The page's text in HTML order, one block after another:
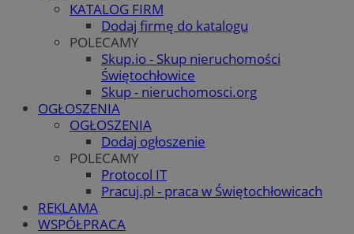
KATALOG FIRM
Dodaj firmę do katalogu
POLECAMY
Skup.io - Skup nieruchomości
Świętochłowice
Skup - nieruchomosci.org
OGŁOSZENIA
OGŁOSZENIA
Dodaj ogłoszenie
POLECAMY
Protocol IT
Pracuj.pl - praca w Świętochłowicach
REKLAMA
WSPÓŁPRACA